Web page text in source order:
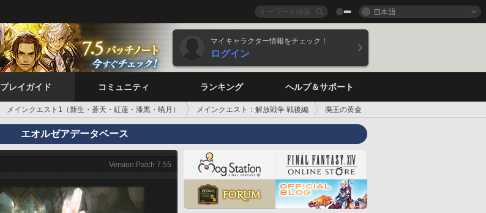
日本語
マイキャラクター情報をチェック！
ログイン
プレイガイド コミュニティ ランキング ヘルプ＆サポート
メインクエスト1（新生・蒼天・紅蓮・漆黒・暁月） メインクエスト：解放戦争 戦後編 廃王の黄金
エオルゼアデータベース
Version:Patch 7.55